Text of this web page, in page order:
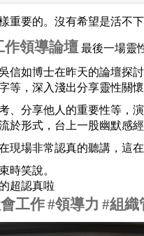
重要的。沒有希望是活不下
作領導論壇 最後一場靈
信如博士在昨天的論壇探
等，深入淺出分享靈性關
、分享他人的重要性等，
於形式，台上一股幽默感
現場非常認真的聽講，這
時笑說。
超認真啦
工作#領導力 #組織